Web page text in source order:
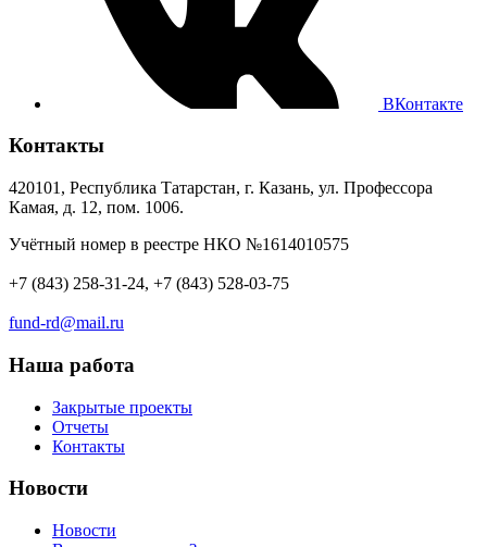
ВКонтакте
Контакты
420101, Республика Татарстан, г. Казань, ул. Профессора
Камая, д. 12, пом. 1006.
Учётный номер в реестре НКО №1614010575
+7 (843) 258-31-24, +7 (843) 528-03-75
fund-rd@mail.ru
Наша работа
Закрытые проекты
Отчеты
Контакты
Новости
Новости